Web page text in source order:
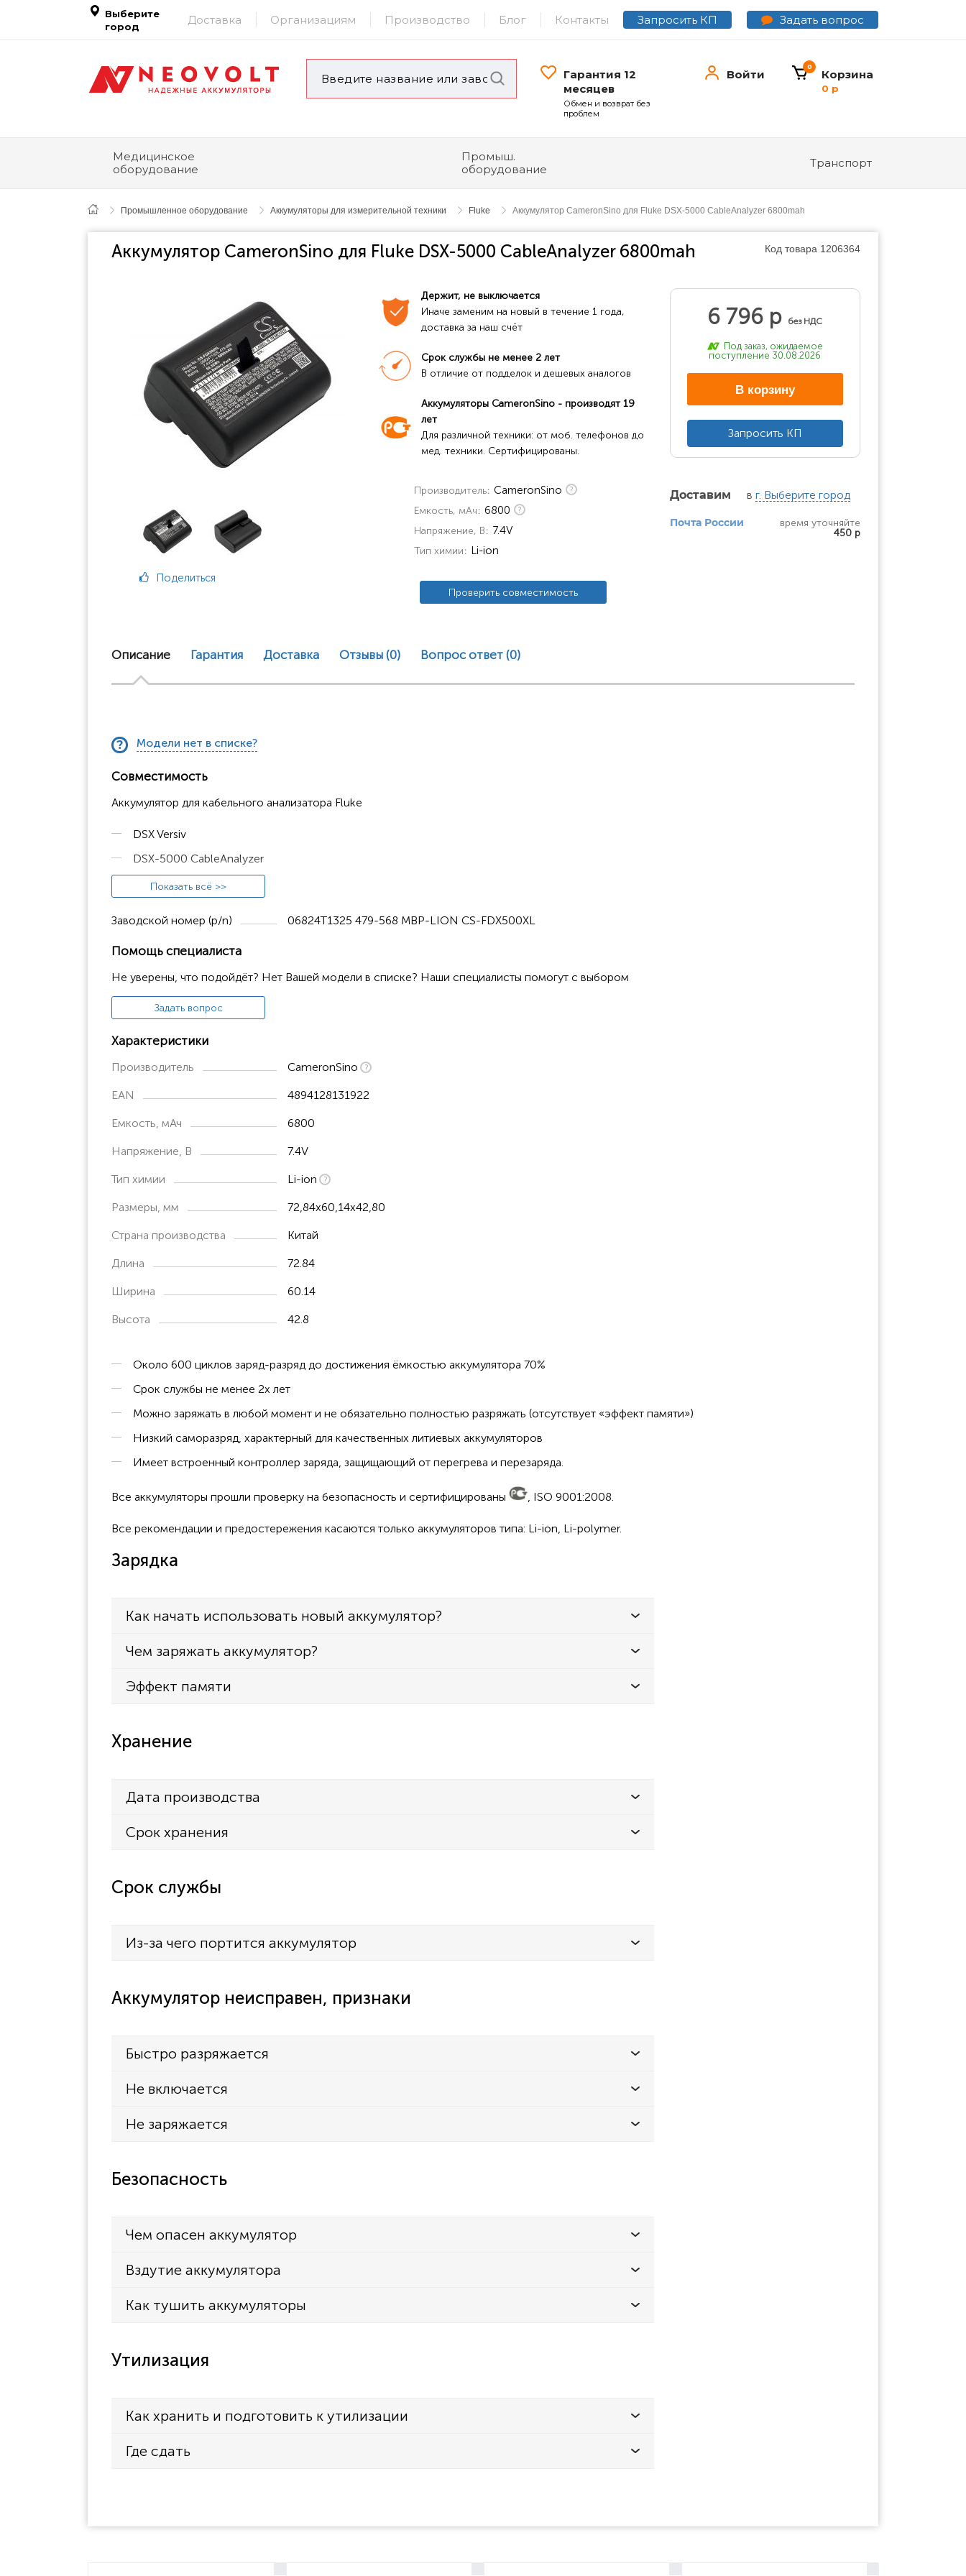
Выберите
город
Доставка Организациям Производство Блог Контакты Запросить КП Задать вопрос
Гарантия 12
месяцев
Обмен и возврат без
проблем
Войти Корзина
0
0 р
Медицинское
оборудование
Промыш.
оборудование
Транспорт
Промышленное оборудование Аккумуляторы для измерительной техники Fluke Аккумулятор CameronSino для Fluke DSX-5000 CableAnalyzer 6800mah
Аккумулятор CameronSino для Fluke DSX-5000 CableAnalyzer 6800mah Код товара 1206364
Поделиться
Держит, не выключается
Иначе заменим на новый в течение 1 года,
доставка за наш счёт
Срок службы не менее 2 лет
В отличие от подделок и дешевых аналогов
Аккумуляторы CameronSino - производят 19
лет
Для различной техники: от моб. телефонов до
мед. техники. Сертифицированы.
Производитель CameronSino
Емкость, мАч 6800
Напряжение, В 7.4V
Тип химии Li-ion
Проверить совместимость
6 796 р без НДС
Под заказ, ожидаемое
поступление 30.08.2026
В корзину
Запросить КП
Доставим в г. Выберите город
Почта России
время уточняйте
450 р
Описание Гарантия Доставка Отзывы (0) Вопрос ответ (0)
Модели нет в списке?
Совместимость
Аккумулятор для кабельного анализатора Fluke
DSX Versiv
DSX-5000 CableAnalyzer
VersivПоказать всё >>
Заводской номер (p/n) 06824T1325 479-568 MBP-LION CS-FDX500XL
Помощь специалиста
Не уверены, что подойдёт? Нет Вашей модели в списке? Наши специалисты помогут с выбором
Задать вопрос
Характеристики
Производитель CameronSino
EAN 4894128131922
Емкость, мАч 6800
Напряжение, В 7.4V
Тип химии Li-ion
Размеры, мм 72,84x60,14x42,80
Страна производства Китай
Длина 72.84
Ширина 60.14
Высота 42.8
Около 600 циклов заряд-разряд до достижения ёмкостью аккумулятора 70%
Срок службы не менее 2х лет
Можно заряжать в любой момент и не обязательно полностью разряжать (отсутствует «эффект памяти»)
Низкий саморазряд, характерный для качественных литиевых аккумуляторов
Имеет встроенный контроллер заряда, защищающий от перегрева и перезаряда.
Все аккумуляторы прошли проверку на безопасность и сертифицированы , ISO 9001:2008.
Все рекомендации и предостережения касаются только аккумуляторов типа: Li-ion, Li-polymer.
Зарядка
Как начать использовать новый аккумулятор?
Чем заряжать аккумулятор?
Эффект памяти
Хранение
Дата производства
Срок хранения
Срок службы
Из-за чего портится аккумулятор
Аккумулятор неисправен, признаки
Быстро разряжается
Не включается
Не заряжается
Безопасность
Чем опасен аккумулятор
Вздутие аккумулятора
Как тушить аккумуляторы
Утилизация
Как хранить и подготовить к утилизации
Где сдать